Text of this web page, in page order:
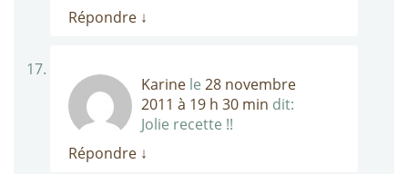
Répondre ↓
Karine le 28 novembre
2011 à 19 h 30 min dit:
Jolie recette !!
Répondre ↓